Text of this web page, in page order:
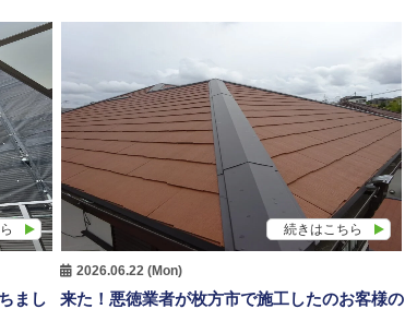
まし
続きはこちら
2026.06.22 (Mon)
来た！悪徳業者が枚方市で施工したのお客様の